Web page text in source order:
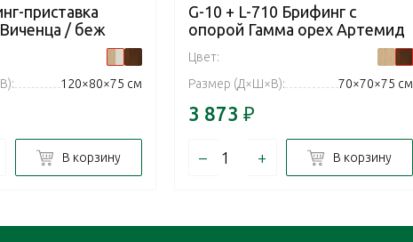
приставка
/ беж
120×80×75 см
В корзину
G-10 + L-710 Брифинг с
опорой Гамма орех Артемид
Цвет:
Размер (Д×Ш×В):
70×70×75 см
3 873 ₽
– + В корзину